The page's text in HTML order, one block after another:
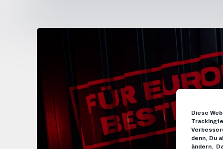
Diese
denn, Du
ändern.